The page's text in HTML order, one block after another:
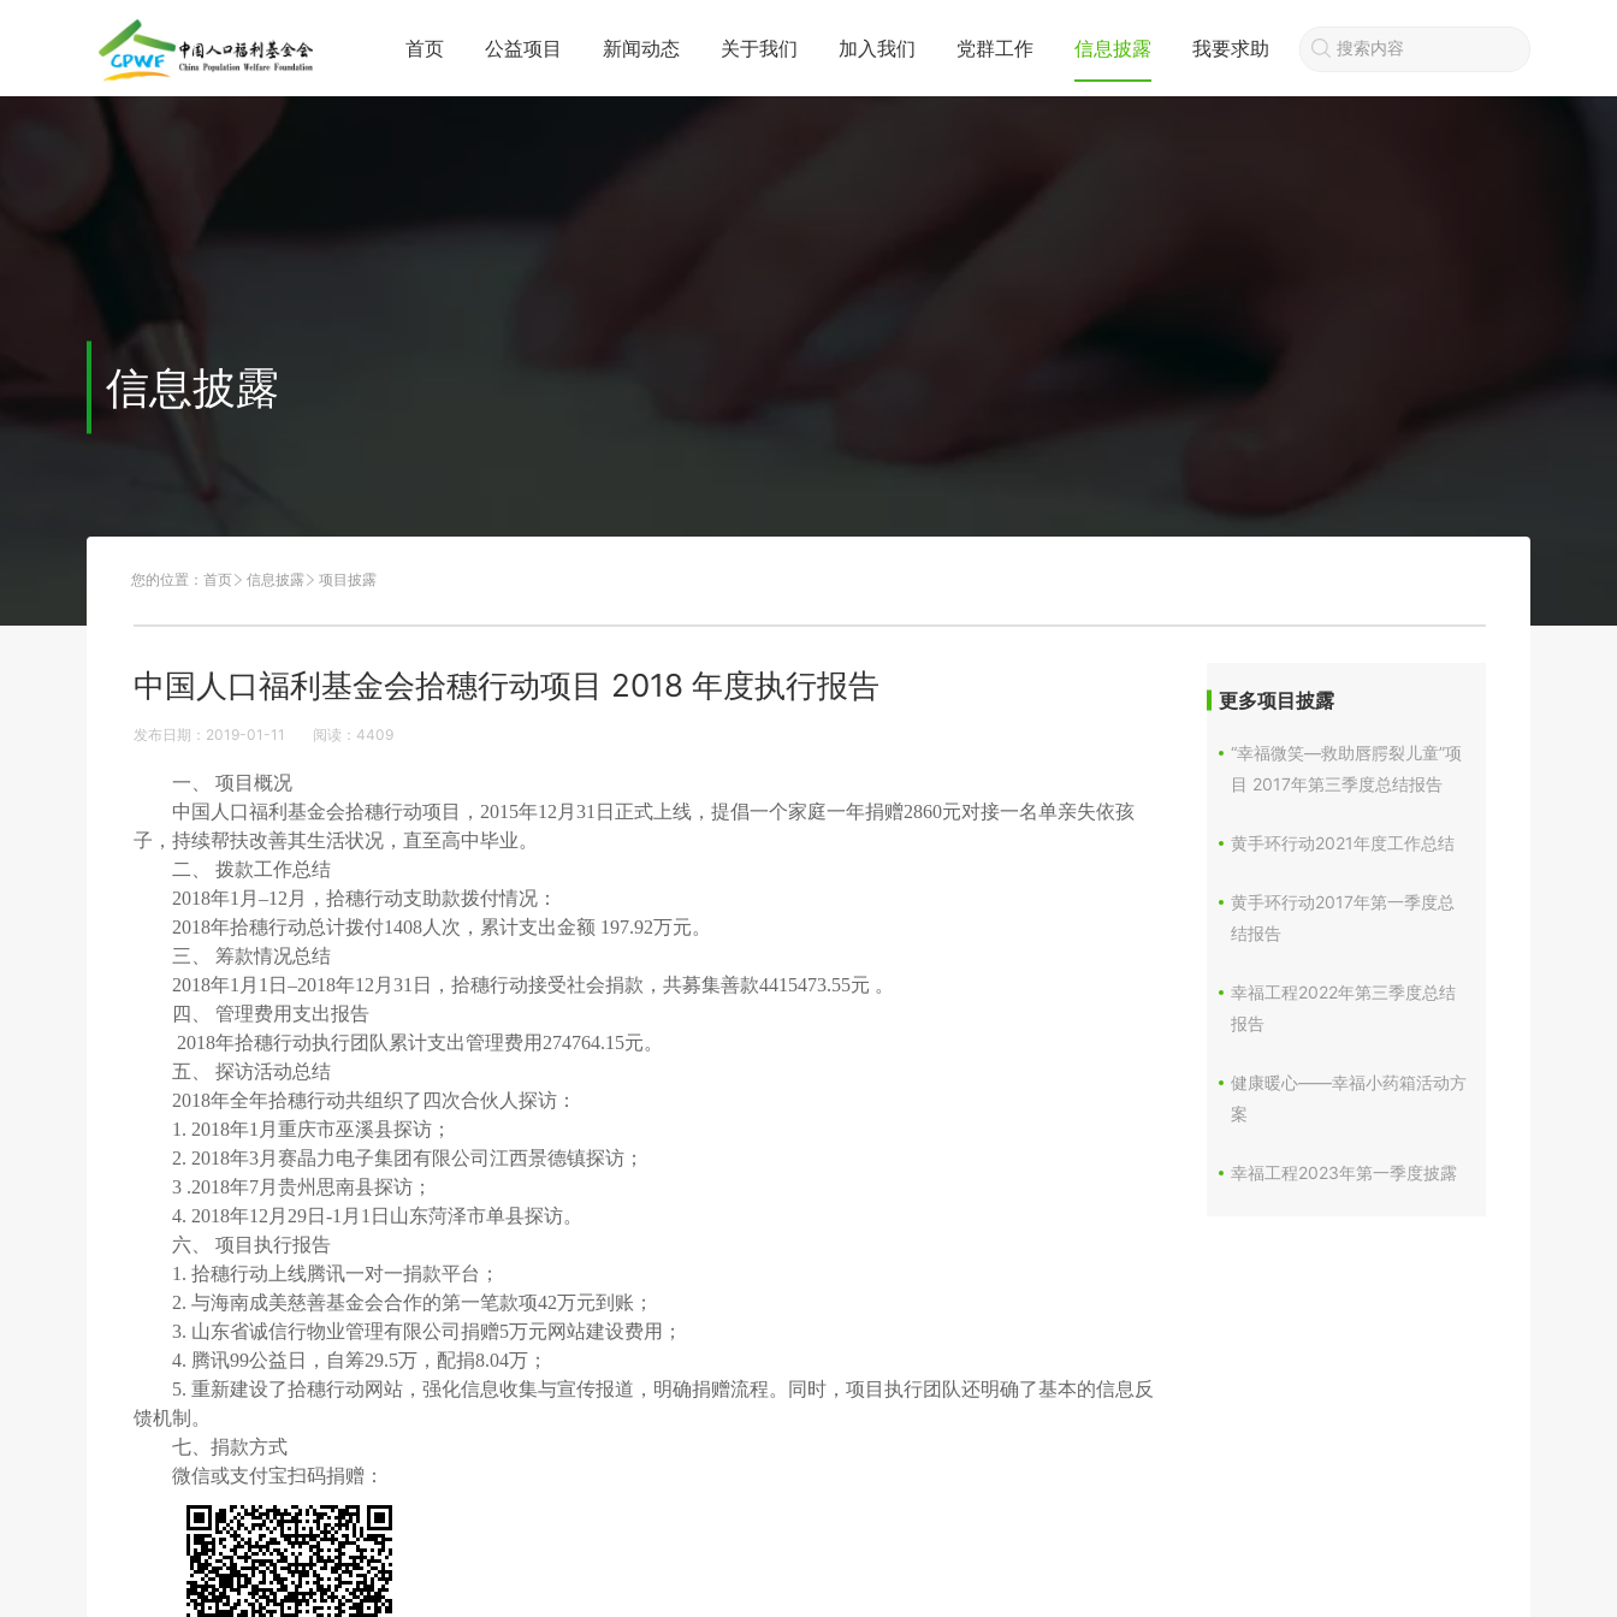
首页 公益项目 新闻动态 关于我们 加入我们 党群工作 信息披露 我要求助
信息披露
您的位置： 首页 信息披露 项目披露
中国人口福利基金会拾穗行动项目 2018 年度执行报告
发布日期：2019-01-11 阅读： 4409
一、 项目概况
中国人口福利基金会拾穗行动项目，2015年12月31日正式上线，提倡一个家庭一年捐赠2860元对接一名单亲失依孩
子，持续帮扶改善其生活状况，直至高中毕业。
二、 拨款工作总结
2018年1月–12月，拾穗行动支助款拨付情况：
2018年拾穗行动总计拨付1408人次，累计支出金额 197.92万元。
三、 筹款情况总结
2018年1月1日–2018年12月31日，拾穗行动接受社会捐款，共募集善款4415473.55元 。
四、 管理费用支出报告
2018年拾穗行动执行团队累计支出管理费用274764.15元。
五、 探访活动总结
2018年全年拾穗行动共组织了四次合伙人探访：
1. 2018年1月重庆市巫溪县探访；
2. 2018年3月赛晶力电子集团有限公司江西景德镇探访；
3 .2018年7月贵州思南县探访；
4. 2018年12月29日-1月1日山东菏泽市单县探访。
六、 项目执行报告
1. 拾穗行动上线腾讯一对一捐款平台；
2. 与海南成美慈善基金会合作的第一笔款项42万元到账；
3. 山东省诚信行物业管理有限公司捐赠5万元网站建设费用；
4. 腾讯99公益日，自筹29.5万，配捐8.04万；
5. 重新建设了拾穗行动网站，强化信息收集与宣传报道， 明确捐赠流程。同时，项目执行团队还明确了基本的信息反
馈机制。
七、捐款方式
微信或支付宝扫码捐赠：
更多项目披露
“幸福微笑—救助唇腭裂儿童”项
目 2017年第三季度总结报告
黄手环行动2021年度工作总结
黄手环行动2017年第一季度总
结报告
幸福工程2022年第三季度总结
报告
健康暖心——幸福小药箱活动方
案
幸福工程2023年第一季度披露